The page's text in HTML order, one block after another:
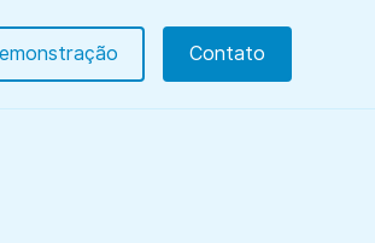
Contato